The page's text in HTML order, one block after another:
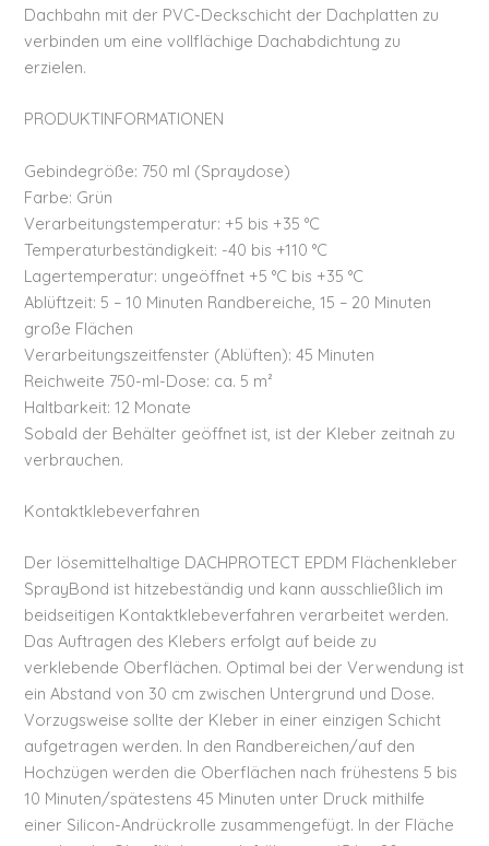
Dachbahn mit der PVC-Deckschicht der Dachplatten zu
verbinden um eine vollflächige Dachabdichtung zu
erzielen.
PRODUKTINFORMATIONEN
Gebindegröße: 750 ml (Spraydose)
Farbe: Grün
Verarbeitungstemperatur: +5 bis +35 °C
Temperaturbeständigkeit: -40 bis +110 °C
Lagertemperatur: ungeöffnet +5 °C bis +35 °C
Ablüftzeit: 5 – 10 Minuten Randbereiche, 15 – 20 Minuten
große Flächen
Verarbeitungszeitfenster (Ablüften): 45 Minuten
Reichweite 750-ml-Dose: ca. 5 m²
Haltbarkeit: 12 Monate
Sobald der Behälter geöffnet ist, ist der Kleber zeitnah zu
verbrauchen.
Kontaktklebeverfahren
Der lösemittelhaltige DACHPROTECT EPDM Flächenkleber
SprayBond ist hitzebeständig und kann ausschließlich im
beidseitigen Kontaktklebeverfahren verarbeitet werden.
Das Auftragen des Klebers erfolgt auf beide zu
verklebende Oberflächen. Optimal bei der Verwendung ist
ein Abstand von 30 cm zwischen Untergrund und Dose.
Vorzugsweise sollte der Kleber in einer einzigen Schicht
aufgetragen werden. In den Randbereichen/auf den
Hochzügen werden die Oberflächen nach frühestens 5 bis
10 Minuten/spätestens 45 Minuten unter Druck mithilfe
einer Silicon-Andrückrolle zusammengefügt. In der Fläche